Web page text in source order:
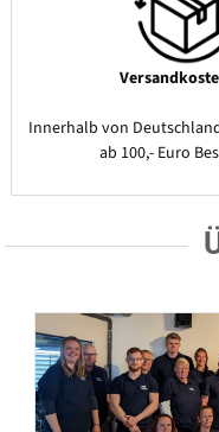
Innerhalb von
ab 100,- Euro